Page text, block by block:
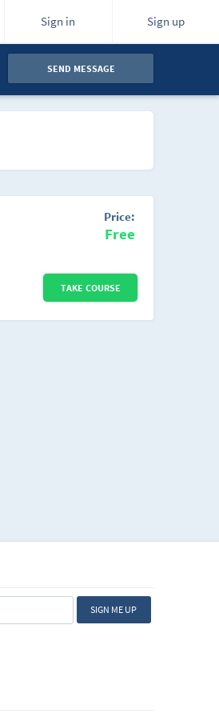
Sign in Sign up
SEND MESSAGE
Price:
Free
TAKE COURSE
SIGN ME UP